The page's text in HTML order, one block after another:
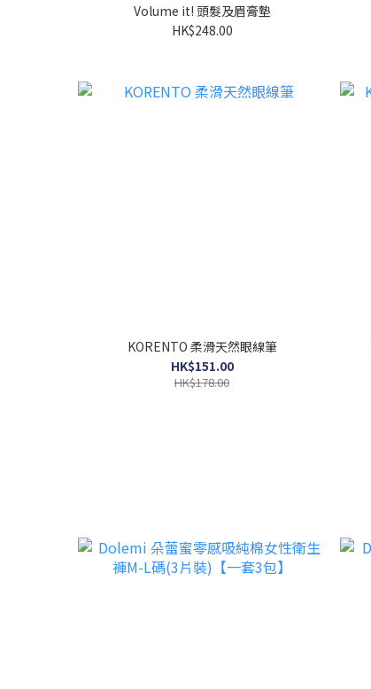
Volume it! 頭髮及眉膏墊
HK$248.00
KORENTO 柔滑天然眼線筆
HK$151.00
HK$178.00